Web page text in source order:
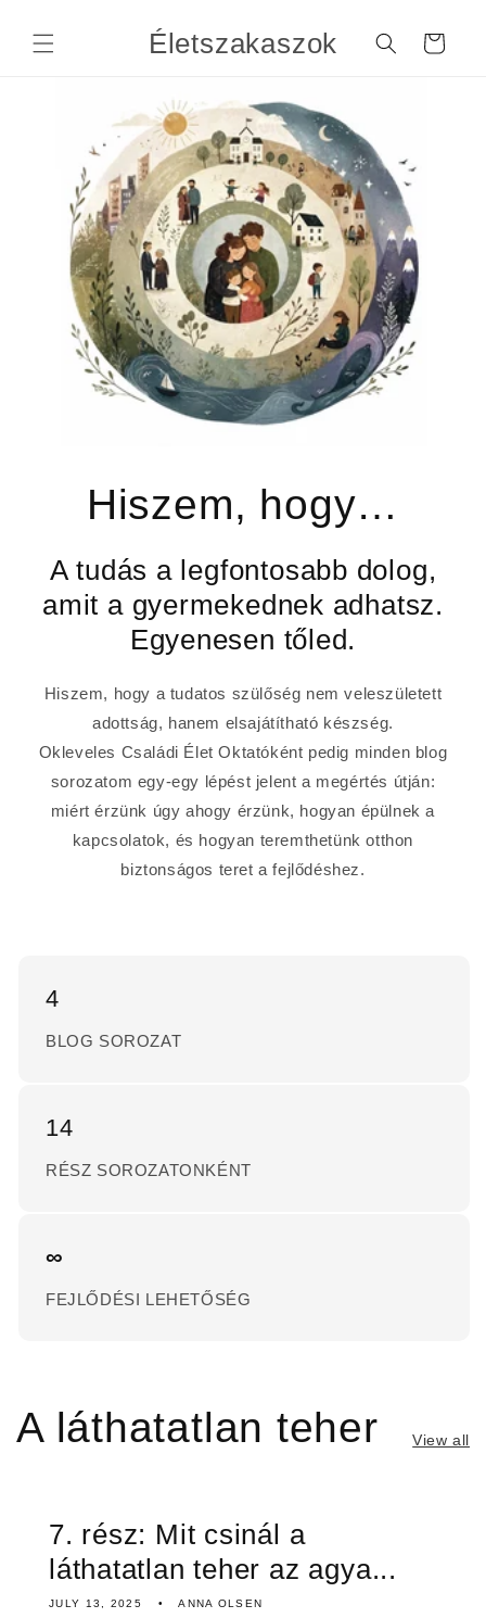
content
Életszakaszok Cart
Hiszem, hogy…
A tudás a legfontosabb dolog,
amit a gyermekednek adhatsz.
Egyenesen tőled.
Hiszem, hogy a tudatos szülőség nem veleszületett
adottság, hanem elsajátítható készség.
Okleveles Családi Élet Oktatóként pedig minden blog
sorozatom egy-egy lépést jelent a megértés útján:
miért érzünk úgy ahogy érzünk, hogyan épülnek a
kapcsolatok, és hogyan teremthetünk otthon
biztonságos teret a fejlődéshez.
4
BLOG SOROZAT
14
RÉSZ SOROZATONKÉNT
∞
FEJLŐDÉSI LEHETŐSÉG
A láthatatlan teher View all
7. rész: Mit csinál a
láthatatlan teher az agya...
JULY 13, 2025 ANNA OLSEN